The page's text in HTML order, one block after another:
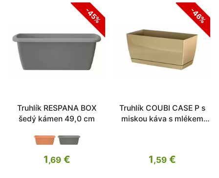
-45%
Truhlík RESPANA BOX
šedý kámen 49,0 cm
1,69€
-46%
Truhlík COUBI CASE P s
miskou káva s mlékem
1,59€